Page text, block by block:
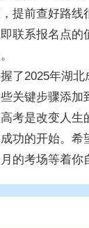
提前查好路线
联系报名点的
了2025年湖
关键步骤添加
考是改变人生
功的开始。希
的考场等着你